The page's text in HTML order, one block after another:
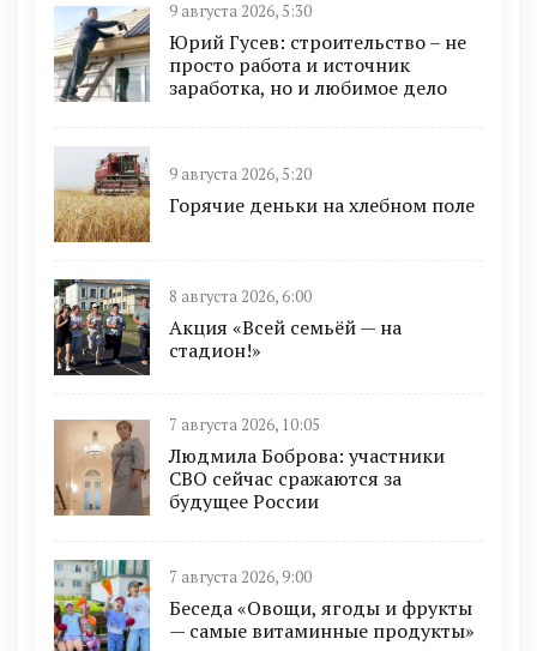
9 августа 2026, 5:30
Юрий Гусев: строительство – не
просто работа и источник
заработка, но и любимое дело
9 августа 2026, 5:20
Горячие деньки на хлебном поле
8 августа 2026, 6:00
Акция «Всей семьёй — на
стадион!»
7 августа 2026, 10:05
Людмила Боброва: участники
СВО сейчас сражаются за
будущее России
7 августа 2026, 9:00
Беседа «Овощи, ягоды и фрукты
— самые витаминные продукты»